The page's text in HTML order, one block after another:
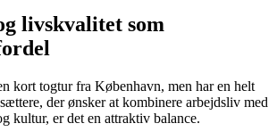
livskvalitet som
kort togtur fra København, men har en helt
der ønsker at kombinere arbejdsliv med
kultur, er det en attraktiv balance.